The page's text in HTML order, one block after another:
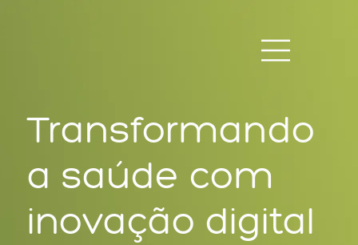
Transformando
a saúde com
inovação digital